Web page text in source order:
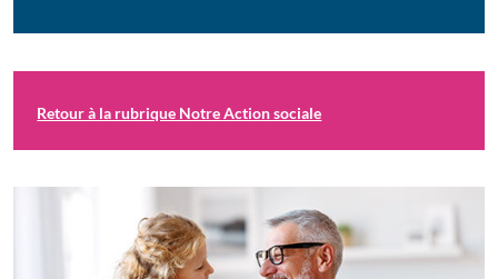
Retour à la rubrique Notre Action sociale